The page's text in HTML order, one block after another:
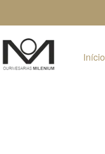
o
Início